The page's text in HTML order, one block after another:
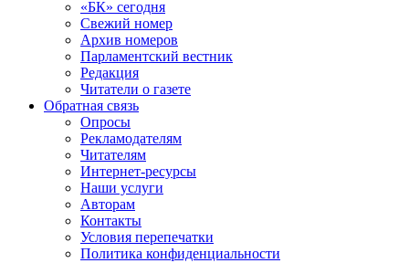
«БК» сегодня
Свежий номер
Архив номеров
Парламентский вестник
Редакция
Читатели о газете
Обратная связь
Опросы
Рекламодателям
Читателям
Интернет-ресурсы
Наши услуги
Авторам
Контакты
Условия перепечатки
Политика конфиденциальности